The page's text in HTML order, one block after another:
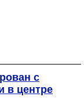
с
в центре